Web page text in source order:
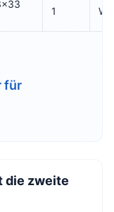
1
für
die zweite